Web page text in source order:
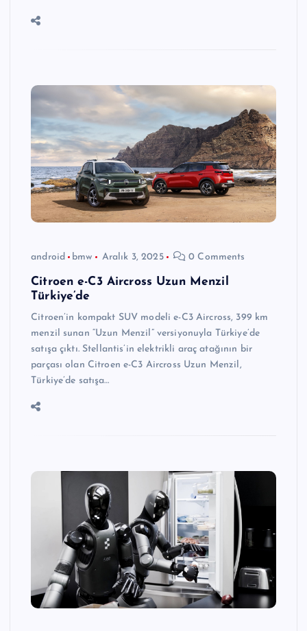
android bmw Aralık 3, 2025 0 Comments
Citroen e-C3 Aircross Uzun Menzil
Türkiye’de
Citroen’in kompakt SUV modeli e-C3 Aircross, 399 km
menzil sunan “Uzun Menzil” versiyonuyla Türkiye’de
satışa çıktı. Stellantis’in elektrikli araç atağının bir
parçası olan Citroen e-C3 Aircross Uzun Menzil,
Türkiye’de satışa…